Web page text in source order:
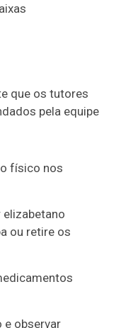
que os tutores
pela equipe
físico nos
ou retire os
e observar